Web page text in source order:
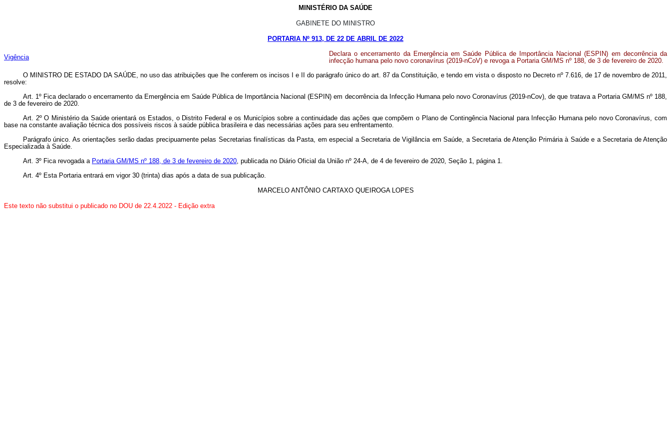
MINISTÉRIO DA SAÚDE
GABINETE DO MINISTRO
PORTARIA Nº 913, DE 22 DE ABRIL DE 2022
Vigência
Declara o encerramento da Emergência em Saúde Pública de Importância Nacional (ESPIN) em decorrência da
infecção humana pelo novo coronavírus (2019-nCoV) e revoga a Portaria GM/MS nº 188, de 3 de fevereiro de 2020.
O MINISTRO DE ESTADO DA SAÚDE, no uso das atribuições que lhe conferem os incisos I e II do parágrafo único do art. 87 da Constituição, e tendo em vista o disposto no Decreto nº 7.616, de 17 de novembro de 2011,
resolve:
Art. 1º Fica declarado o encerramento da Emergência em Saúde Pública de Importância Nacional (ESPIN) em decorrência da Infecção Humana pelo novo Coronavírus (2019-nCov), de que tratava a Portaria GM/MS nº 188,
de 3 de fevereiro de 2020.
Art. 2º O Ministério da Saúde orientará os Estados, o Distrito Federal e os Municípios sobre a continuidade das ações que compõem o Plano de Contingência Nacional para Infecção Humana pelo novo Coronavírus, com
base na constante avaliação técnica dos possíveis riscos à saúde pública brasileira e das necessárias ações para seu enfrentamento.
Parágrafo único. As orientações serão dadas precipuamente pelas Secretarias finalísticas da Pasta, em especial a Secretaria de Vigilância em Saúde, a Secretaria de Atenção Primária à Saúde e a Secretaria de Atenção
Especializada à Saúde.
Art. 3º Fica revogada a Portaria GM/MS nº 188, de 3 de fevereiro de 2020, publicada no Diário Oficial da União nº 24-A, de 4 de fevereiro de 2020, Seção 1, página 1.
Art. 4º Esta Portaria entrará em vigor 30 (trinta) dias após a data de sua publicação.
MARCELO ANTÔNIO CARTAXO QUEIROGA LOPES
Este texto não substitui o publicado no DOU de 22.4.2022 - Edição extra